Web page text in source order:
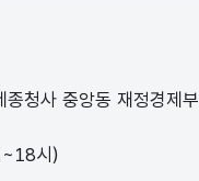
청사 중앙동 재정경제부
시)